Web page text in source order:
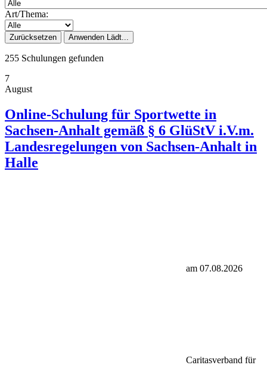
Art/Thema:
Zurücksetzen Anwenden Lädt...
255 Schulungen gefunden
7
August
Online-Schulung für Sportwette in
Sachsen-Anhalt gemäß § 6 GlüStV i.V.m.
Landesregelungen von Sachsen-Anhalt in
Halle
am 07.08.2026
Caritasverband für